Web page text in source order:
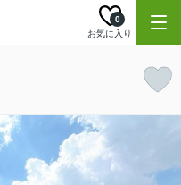
お気に入り
0